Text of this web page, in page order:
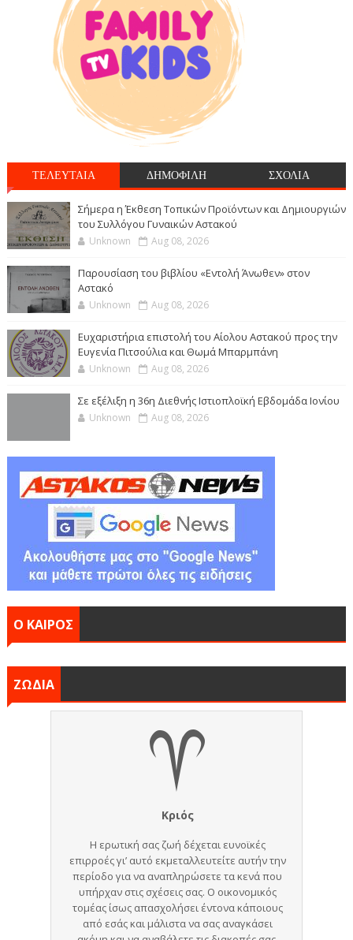
ΤΕΛΕΥΤΑΙΑ ΔΗΜΟΦΙΛΗ ΣΧΟΛΙΑ
Σήμερα η Έκθεση Τοπικών Προϊόντων και Δημιουργιών
του Συλλόγου Γυναικών Αστακού
Unknown Aug 08, 2026
Παρουσίαση του βιβλίου «Εντολή Άνωθεν» στον
Αστακό
Unknown Aug 08, 2026
Ευχαριστήρια επιστολή του Αίολου Αστακού προς την
Ευγενία Πιτσούλια και Θωμά Μπαρμπάνη
Unknown Aug 08, 2026
Σε εξέλιξη η 36η Διεθνής Ιστιοπλοϊκή Εβδομάδα Ιονίου
Unknown Aug 08, 2026
Ο ΚΑΙΡΟΣ
ΖΩΔΙΑ